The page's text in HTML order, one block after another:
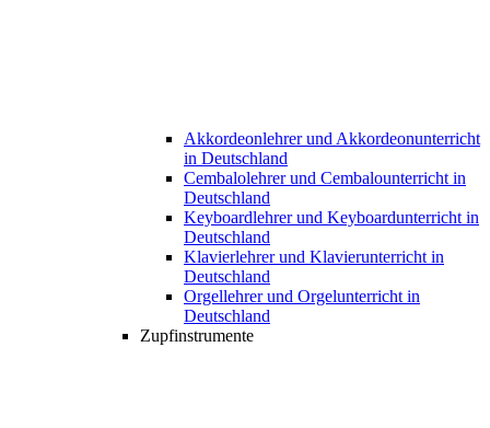
Akkordeonlehrer und Akkordeonunterricht
in Deutschland
Cembalolehrer und Cembalounterricht in
Deutschland
Keyboardlehrer und Keyboardunterricht in
Deutschland
Klavierlehrer und Klavierunterricht in
Deutschland
Orgellehrer und Orgelunterricht in
Deutschland
Zupfinstrumente